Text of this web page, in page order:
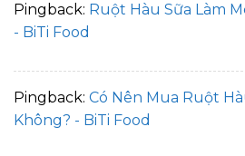
Pingback: Ruột Hàu Sữa Làm
- BiTi Food
Pingback: Có Nên Mua Ruột
Không? - BiTi Food